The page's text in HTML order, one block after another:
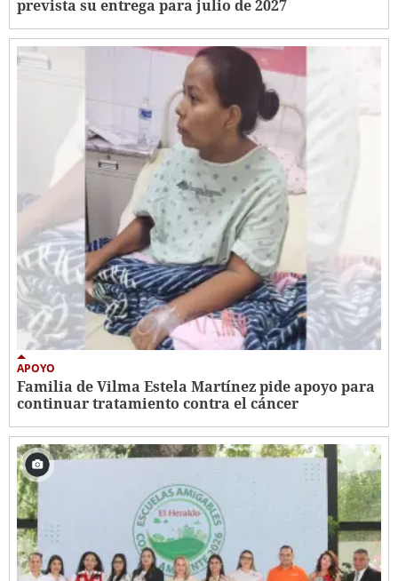
prevista su entrega para julio de 2027
APOYO
Familia de Vilma Estela Martínez pide apoyo para
continuar tratamiento contra el cáncer